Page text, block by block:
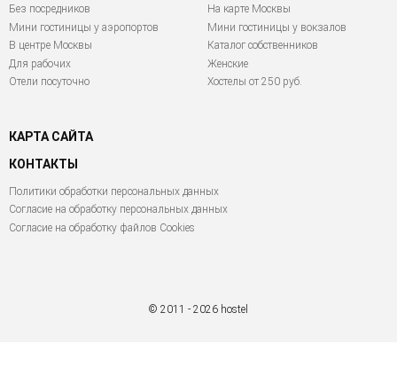
Без посредников
Мини гостиницы у аэропортов
В центре Москвы
Для рабочих
Отели посуточно
На карте Москвы
Мини гостиницы у вокзалов
Каталог собственников
Женские
Хостелы от 250 руб.
КАРТА САЙТА
КОНТАКТЫ
Политики обработки персональных данных
Согласие на обработку персональных данных
Согласие на обработку файлов Cookies
© 2011 - 2026 hostel